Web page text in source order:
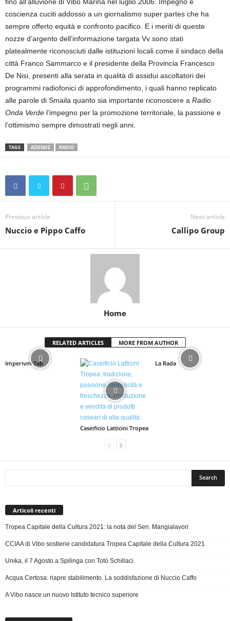
coscienza cuciti addosso a un giornalismo super partes che ha
sempre offerto equità e confronto pacifico. E i meriti di queste
nozze d’argento dell’informazione targata Vv sono stati
platealmente riconosciuti dalle istituzioni locali come il sindaco della
città Franco Sammarco e il presidente della Provincia Francesco
De Nisi, presenti alla serata in qualità di assidui ascoltatori dei
programmi radiofonici di approfondimento, i quali hanno replicato
alle parole di Smaila quanto sia importante riconoscere a Radio
Onda Verde l’impegno per la promozione territoriale, la passione e
l’ottimismo sempre dimostrati negli anni.
TAGS AZIENDE RADIO
Previous article
Nuccio e Pippo Caffo
Next article
Callipo Group
Home
RELATED ARTICLES MORE FROM AUTHOR
Imperivm Tab
Caseificio Latticini Tropea
La Rada
Articoli recenti
Tropea Capitale della Cultura 2021: la nota del Sen. Mangialavori
CCIAA di Vibo sostiene candidatura Tropea Capitale della Cultura 2021
Unika, il 7 Agosto a Spilinga con Totò Schillaci
Acqua Certosa: riapre stabilimento. La soddisfazione di Nuccio Caffo
A Vibo nasce un nuovo Istituto tecnico superiore